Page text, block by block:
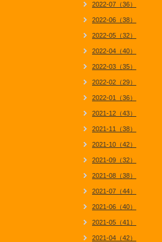
2022-07（36）
2022-06（38）
2022-05（32）
2022-04（40）
2022-03（35）
2022-02（29）
2022-01（36）
2021-12（43）
2021-11（38）
2021-10（42）
2021-09（32）
2021-08（38）
2021-07（44）
2021-06（40）
2021-05（41）
2021-04（42）